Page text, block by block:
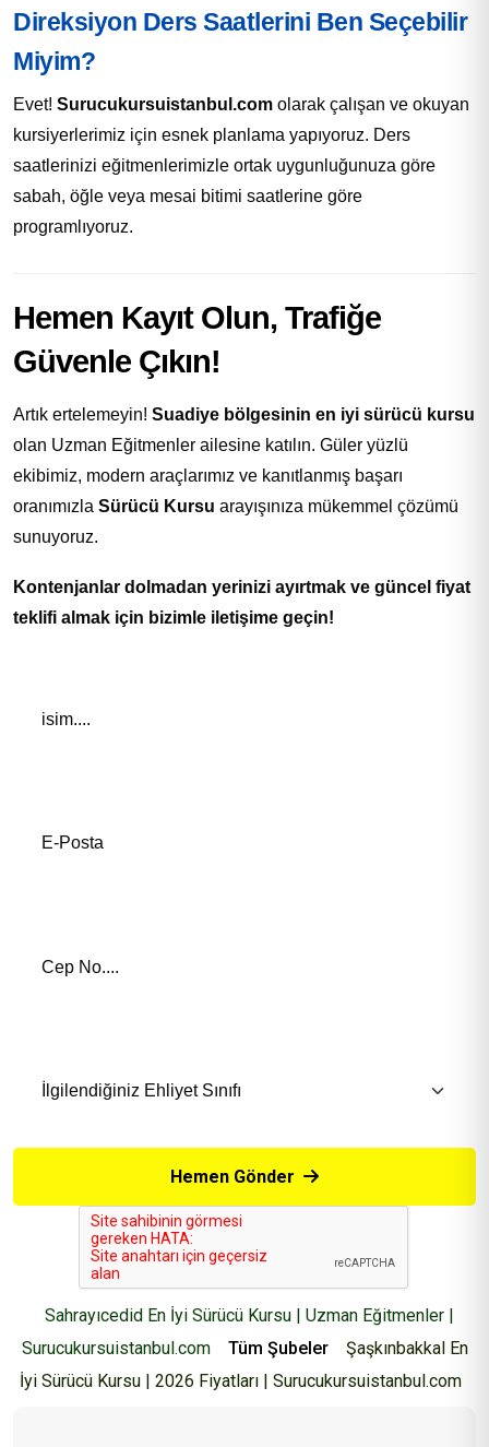
Direksiyon Ders Saatlerini Ben Seçebilir
Miyim?
Evet! Surucukursuistanbul.com olarak çalışan ve okuyan
kursiyerlerimiz için esnek planlama yapıyoruz. Ders
saatlerinizi eğitmenlerimizle ortak uygunluğunuza göre
sabah, öğle veya mesai bitimi saatlerine göre
programlıyoruz.
Hemen Kayıt Olun, Trafiğe
Güvenle Çıkın!
Artık ertelemeyin! Suadiye bölgesinin en iyi sürücü kursu
olan Uzman Eğitmenler ailesine katılın. Güler yüzlü
ekibimiz, modern araçlarımız ve kanıtlanmış başarı
oranımızla Sürücü Kursu arayışınıza mükemmel çözümü
sunuyoruz.
Kontenjanlar dolmadan yerinizi ayırtmak ve güncel fiyat
teklifi almak için bizimle iletişime geçin!
Hemen Gönder
Sahrayıcedid En İyi Sürücü Kursu | Uzman Eğitmenler |
Surucukursuistanbul.com
Tüm Şubeler
Şaşkınbakkal En
İyi Sürücü Kursu | 2026 Fiyatları | Surucukursuistanbul.com